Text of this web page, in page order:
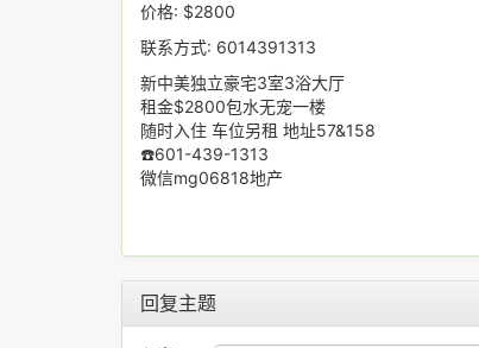
价格: $2800
联系方式: 6014391313
新中美独立豪宅3室3浴大厅
租金$2800包水无宠一楼
随时入住 车位另租 地址57&158
☎️601-439-1313
微信mg06818地产
回复主题